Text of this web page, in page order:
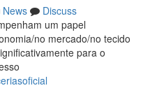
News
Discuss
um papel
no mercado/no tecido
para o